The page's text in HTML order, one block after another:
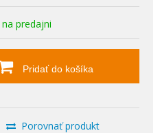
predajni
Pridať do košíka
Porovnať produkt